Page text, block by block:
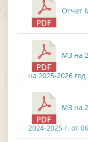
Отчет
МЗ на
на 2025-2026
МЗ на
2024-2025 г. от